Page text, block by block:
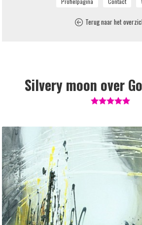
Terug naar het
Silvery moon over